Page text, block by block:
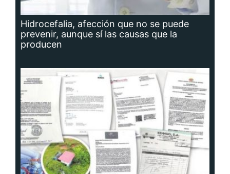
Hidrocefalia, afección que no se puede
prevenir, aunque sí las causas que la
producen